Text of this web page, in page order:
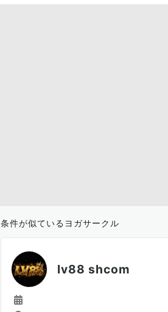
条件が似ているヨガサークル
lv88 shcom